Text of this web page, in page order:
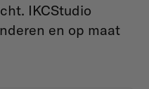
IKCStudio
en op maat